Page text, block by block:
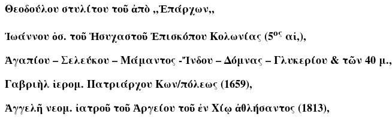
Θεοδούλου στυλίτου τοῦ ἀπὸ ,,Ἐπάρχων,,
Ἰωάννου ὁσ. τοῦ Ἡσυχαστοῦ Ἐπισκόπου Κολωνίας (5ος αἰ,),
Ἀγαπίου – Σελεύκου – Μάμαντος -Ἴνδου – Δόμνας – Γλυκερίου & τῶν 40 μ.,
Γαβριὴλ ἱερομ. Πατριάρχου Κων/πόλεως (1659),
Ἀγγελῆ νεομ. ἰατροῦ τοῦ Ἀργείου τοῦ ἐν Χίῳ ἀθλήσαντος (1813),